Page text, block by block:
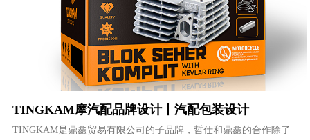
TINGKAM摩汽配品牌设计丨汽配包装设计
TINGKAM是鼎鑫贸易有限公司的子品牌，哲仕和鼎鑫的合作除了